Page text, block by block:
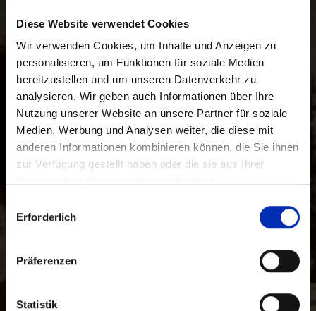
Diese Website verwendet Cookies
Wir verwenden Cookies, um Inhalte und Anzeigen zu
personalisieren, um Funktionen für soziale Medien
bereitzustellen und um unseren Datenverkehr zu
analysieren. Wir geben auch Informationen über Ihre
Nutzung unserer Website an unsere Partner für soziale
Medien, Werbung und Analysen weiter, die diese mit
anderen Informationen kombinieren können, die Sie ihnen
zur Verfügung gestellt haben oder die sie aus Ihrer
mitErforderlich
Präferenzen
Statistik